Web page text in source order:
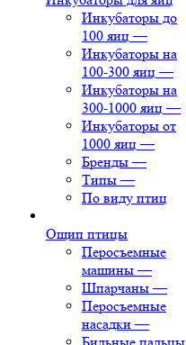
Инкубаторы до
100 яиц —
Инкубаторы на
100-300 яиц —
Инкубаторы на
300-1000 яиц —
Инкубаторы от
1000 яиц —
Бренды —
Типы —
По виду птиц
Ощип птицы
Перосъемные
машины —
Шпарчаны —
Перосъемные
насадки —